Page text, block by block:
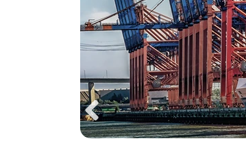
Previous